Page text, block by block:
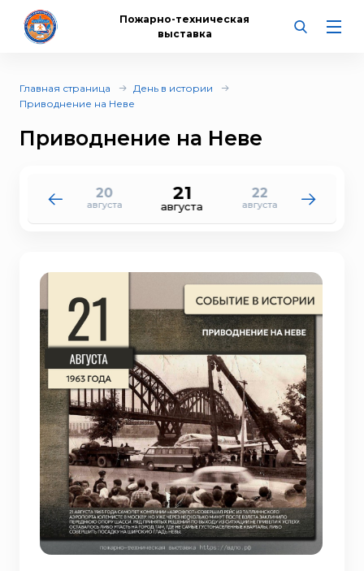
Пожарно-техническая
выставка
Главная страница
День в истории
Приводнение на Неве
Приводнение на Неве
20
августа
21
августа
22
августа